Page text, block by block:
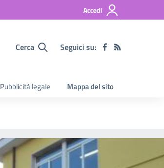
Accedi
Cerca Seguici su:
Pubblicità legale Mappa del sito